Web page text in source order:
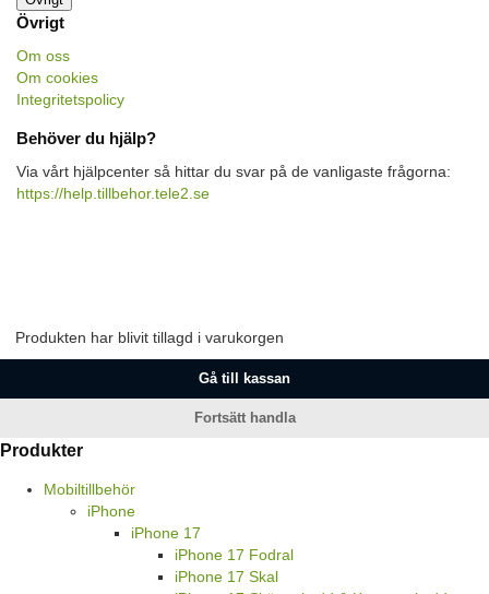
Övrigt
Om oss
Om cookies
Integritetspolicy
Behöver du hjälp?
Via vårt hjälpcenter så hittar du svar på de vanligaste frågorna:
https://help.tillbehor.tele2.se
Produkten har blivit tillagd i varukorgen
Gå till kassan
Fortsätt handla
Produkter
Mobiltillbehör
iPhone
iPhone 17
iPhone 17 Fodral
iPhone 17 Skal